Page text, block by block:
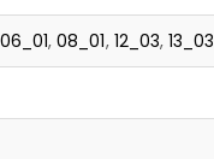
06_01,08_01, 12_03,13_03